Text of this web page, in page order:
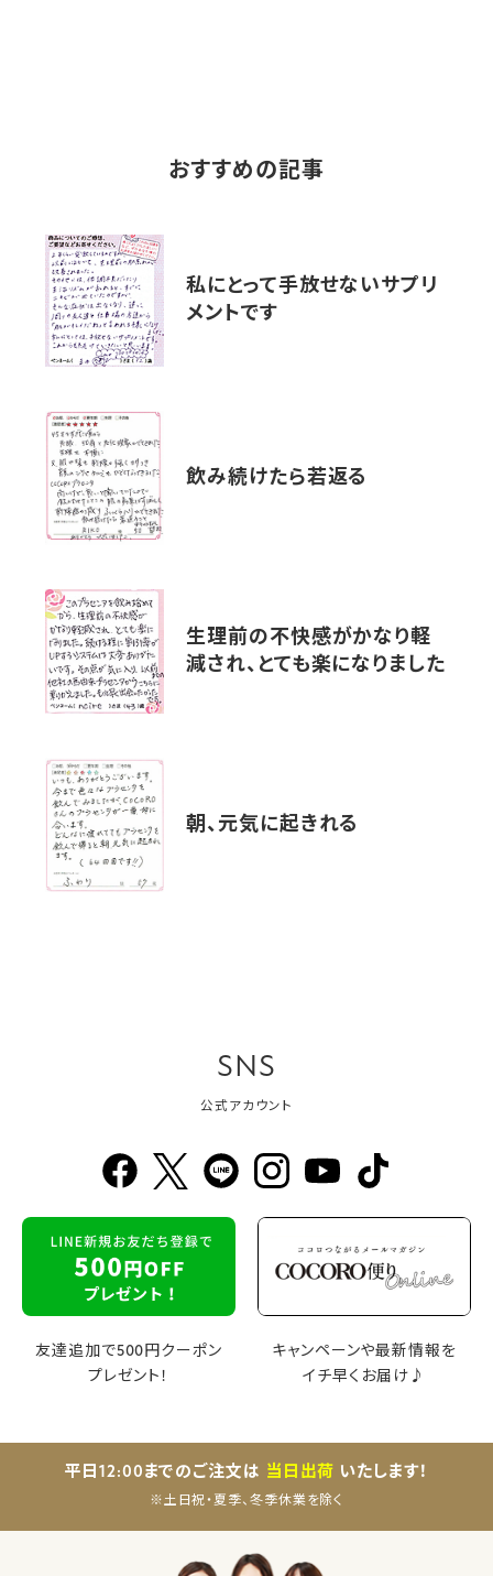
おすすめの記事
私にとって手放せないサプリ
メントです
飲み続けたら若返る
生理前の不快感がかなり軽
減され、とても楽になりました
朝、元気に起きれる
SNS
公式アカウント
友達追加で500円クーポン
プレゼント！
キャンペーンや最新情報を
イチ早くお届け♪
平日12:00までのご注文は 当日出荷 いたします！
※土日祝・夏季、冬季休業を除く